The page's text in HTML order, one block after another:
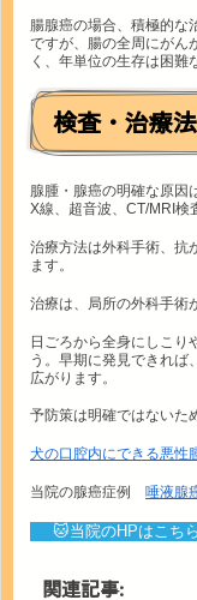
腸腺癌の場合、積極的な
ですが、腸の全周にがん
く、年単位の生存は困難
検査・治療法
腺腫・腺癌の明確な原因
X線、超音波、CT/MRI検
治療方法は外科手術、抗
ます。
治療は、局所の外科手術
日ごろから全身にしこり
う。早期に発見できれば
広がります。
予防策は明確ではないた
犬の口腔内にできる悪性
当院の腺癌症例 唾液腺
🐱当院のHPはこち
関連記事: